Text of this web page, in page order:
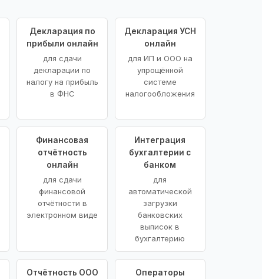
Декларация по
прибыли онлайн
для сдачи
декларации по
налогу на прибыль
в ФНС
Декларация УСН
онлайн
для ИП и ООО на
упрощённой
системе
налогообложения
Финансовая
отчётность
онлайн
для сдачи
финансовой
отчётности в
электронном виде
Интеграция
бухгалтерии с
банком
для
автоматической
загрузки
банковских
выписок в
бухгалтерию
Отчётность ООО
Операторы